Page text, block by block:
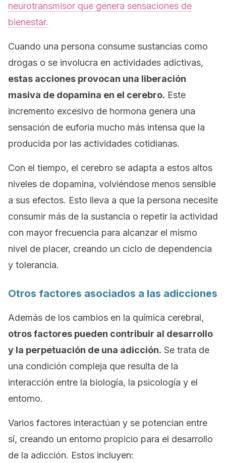
neurotransmisor que genera sensaciones de
bienestar.
Cuando una persona consume sustancias como
drogas o se involucra en actividades adictivas,
estas acciones provocan una liberación
masiva de dopamina en el cerebro. Este
incremento excesivo de hormona genera una
sensación de euforia mucho más intensa que la
producida por las actividades cotidianas.
Con el tiempo, el cerebro se adapta a estos altos
niveles de dopamina, volviéndose menos sensible
a sus efectos. Esto lleva a que la persona necesite
consumir más de la sustancia o repetir la actividad
con mayor frecuencia para alcanzar el mismo
nivel de placer, creando un ciclo de dependencia
y tolerancia.
Otros factores asociados a las adicciones
Además de los cambios en la química cerebral,
otros factores pueden contribuir al desarrollo
y la perpetuación de una adicción. Se trata de
una condición compleja que resulta de la
interacción entre la biología, la psicología y el
entorno.
Varios factores interactúan y se potencian entre
sí, creando un entorno propicio para el desarrollo
de la adicción. Estos incluyen: